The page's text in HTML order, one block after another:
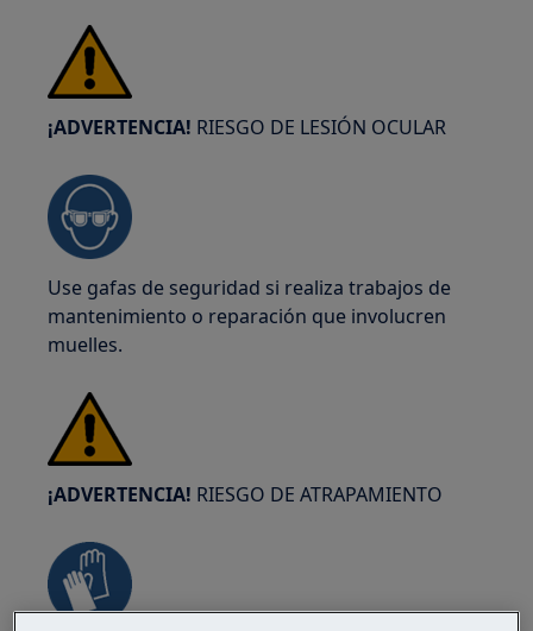
¡ADVERTENCIA! RIESGO DE LESIÓN OCULAR
Use gafas de seguridad si realiza trabajos de
mantenimiento o reparación que involucren
muelles.
¡ADVERTENCIA! RIESGO DE ATRAPAMIENTO